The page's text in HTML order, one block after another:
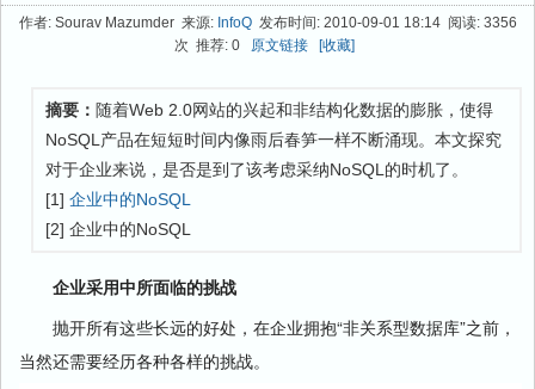
作者: Sourav Mazumder 来源: InfoQ发布时间: 2010-09-01 18:14 阅读: 3356
次 推荐: 0
原文链接 [收藏]
摘要： 随着Web 2.0网站的兴起和非结构化数据的膨胀，使得
NoSQL产品在短短时间内像雨后春笋一样不断涌现。本文探究
对于企业来说，是否是到了该考虑采纳NoSQL的时机了。
[1] 企业中的NoSQL
[2] 企业中的NoSQL
企业采用中所面临的挑战
抛开所有这些长远的好处，在企业拥抱“非关系型数据库”之前，
当然还需要经历各种各样的挑战。